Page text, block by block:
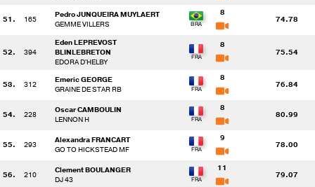
51. 165
Pedro JUNQUEIRA MUYLAERT
GEMME VILLERS
8
74.78
52. 394
Eden LEPREVOST
BLINLEBRETON
EDORA D'HELBY
8
75.54
53. 312
Emeric GEORGE
GRAINE DE STAR RB
8
76.84
54. 228
Oscar CAMBOULIN
LENNON H
8
80.99
55. 293
Alexandra FRANCART
GO TO HICKSTEAD MF
9
78.00
56. 210
Clement BOULANGER
DJ 43
11
79.07